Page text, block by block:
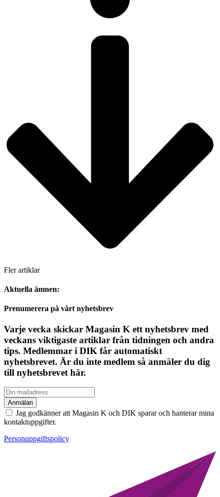
Fler artiklar
Aktuella ämnen:
Prenumerera på vårt nyhetsbrev
Varje vecka skickar Magasin K ett nyhetsbrev med
veckans viktigaste artiklar från tidningen och andra
tips. Medlemmar i DIK får automatiskt
nyhetsbrevet. Är du inte medlem så anmäler du dig
till nyhetsbrevet här.
Jag godkänner att Magasin K och DIK sparar och hanterar mina
kontaktuppgifter.
Personuppgiftspolicy